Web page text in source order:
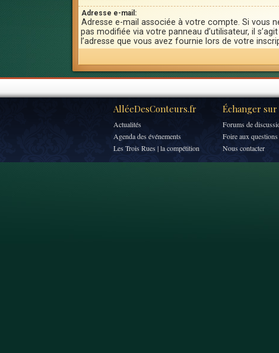
Adresse e-mail:
Adresse e-mail associée à votre compte. Si vous
pas modifiée via votre panneau d’utilisateur, il
l’adresse que vous avez fournie lors de votre
AlléeDesConteurs.fr Échanger
Actualités
Agenda des événements
Les Trois Rues | la compétition
Forums de
Foire aux questions
Nous contacter